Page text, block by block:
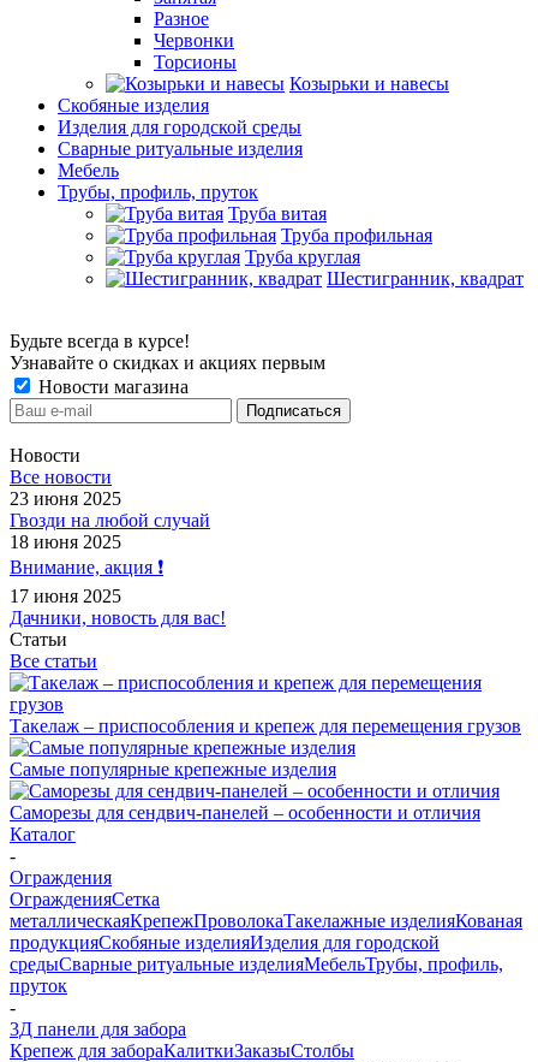
Разное
Червонки
Торсионы
Козырьки и навесы
Скобяные изделия
Изделия для городской среды
Сварные ритуальные изделия
Мебель
Трубы, профиль, пруток
Труба витая
Труба профильная
Труба круглая
Шестигранник, квадрат
Будьте всегда в курсе!
Узнавайте о скидках и акциях первым
Новости магазина
Новости
Все новости
23 июня 2025
Гвозди на любой случай
18 июня 2025
Внимание, акция ❗️
17 июня 2025
Дачники, новость для вас!
Статьи
Все статьи
Такелаж – приспособления и крепеж для перемещения грузов
Самые популярные крепежные изделия
Саморезы для сендвич-панелей – особенности и отличия
Каталог
-
Ограждения
ОгражденияСетка
металлическаяКрепежПроволокаТакелажные изделияКованая
продукцияСкобяные изделияИзделия для городской
средыСварные ритуальные изделияМебельТрубы, профиль,
пруток
-
3Д панели для забора
Крепеж для забораКалиткиЗаказыСтолбы